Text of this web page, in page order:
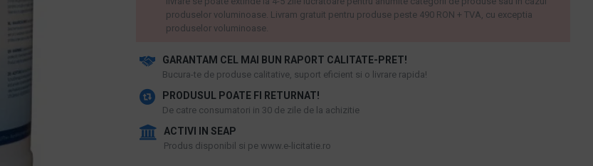
GARANTAM CEL MAI BUN RAPORT CALITATE-PRET!
​Bucura-te de produse calitative, suport eficient si o livrare rapida!
PRODUSUL POATE FI RETURNAT!
De catre consumatori in 30 de zile de la achizitie
ACTIVI IN SEAP
Produs disponibil si pe www.e-licitatie.ro
produselor voluminoase. Livram gratuit pentru produse peste 490 RON + TVA, cu exceptia
produselor voluminoase.